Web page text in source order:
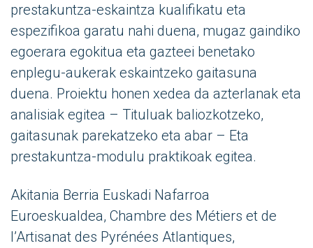
prestakuntza-eskaintza kualifikatu eta
espezifikoa garatu nahi duena, mugaz gaindiko
egoerara egokitua eta gazteei benetako
enplegu-aukerak eskaintzeko gaitasuna
duena. Proiektu honen xedea da azterlanak eta
analisiak egitea – Tituluak baliozkotzeko,
gaitasunak parekatzeko eta abar – Eta
prestakuntza-modulu praktikoak egitea.
Akitania Berria Euskadi Nafarroa
Euroeskualdea, Chambre des Métiers et de
l’Artisanat des Pyrénées Atlantiques,